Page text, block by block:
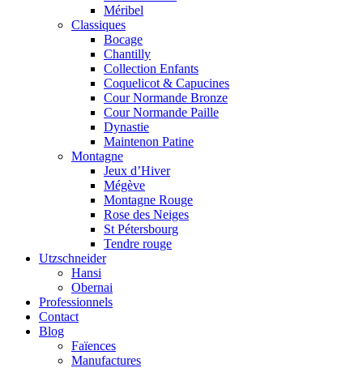
Méribel
Classiques
Bocage
Chantilly
Collection Enfants
Coquelicot & Capucines
Cour Normande Bronze
Cour Normande Paille
Dynastie
Maintenon Patine
Montagne
Jeux d’Hiver
Mégève
Montagne Rouge
Rose des Neiges
St Pétersbourg
Tendre rouge
Utzschneider
Hansi
Obernai
Professionnels
Contact
Blog
Faïences
Manufactures